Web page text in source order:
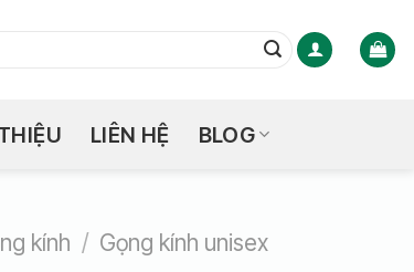
LIÊN HỆ BLOG
kính / Gọng kính unisex